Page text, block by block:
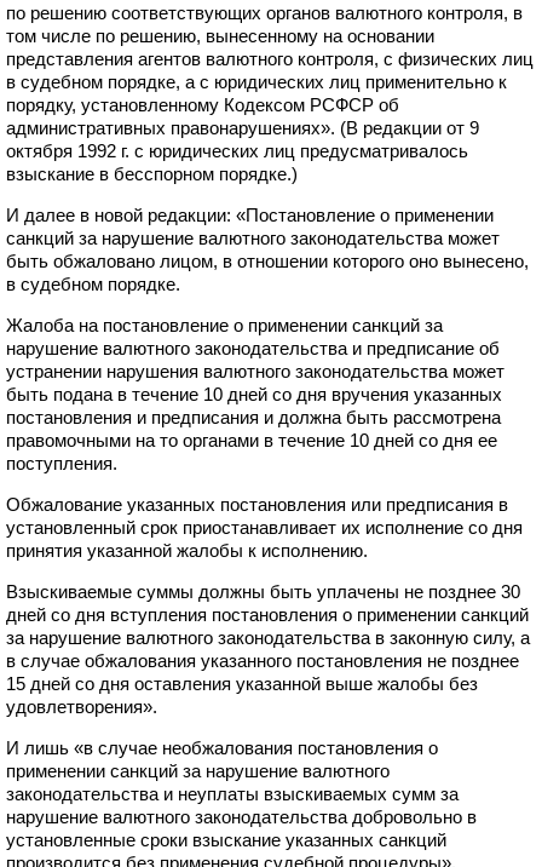
по решению соответствующих органов валютного контроля, в
том числе по решению, вынесенному на основании
представления агентов валютного контроля, с физических лиц
в судебном порядке, а с юридических лиц применительно к
порядку, установленному Кодексом РСФСР об
административных правонарушениях». (В редакции от 9
октября 1992 г. с юридических лиц предусматривалось
взыскание в бесспорном порядке.)
И далее в новой редакции: «Постановление о применении
санкций за нарушение валютного законодательства может
быть обжаловано лицом, в отношении которого оно вынесено,
в судебном порядке.
Жалоба на постановление о применении санкций за
нарушение валютного законодательства и предписание об
устранении нарушения валютного законодательства может
быть подана в течение 10 дней со дня вручения указанных
постановления и предписания и должна быть рассмотрена
правомочными на то органами в течение 10 дней со дня ее
поступления.
Обжалование указанных постановления или предписания в
установленный срок приостанавливает их исполнение со дня
принятия указанной жалобы к исполнению.
Взыскиваемые суммы должны быть уплачены не позднее 30
дней со дня вступления постановления о применении санкций
за нарушение валютного законодательства в законную силу, а
в случае обжалования указанного постановления не позднее
15 дней со дня оставления указанной выше жалобы без
удовлетворения».
И лишь «в случае необжалования постановления о
применении санкций за нарушение валютного
законодательства и неуплаты взыскиваемых сумм за
нарушение валютного законодательства добровольно в
установленные сроки взыскание указанных санкций
производится без применения судебной процедуры».